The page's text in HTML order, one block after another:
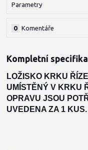
Parametry
Komentáře
0
Kompletní
LOŽISKO KRKU
UMÍSTĚNÝ V KRKU
OPRAVU JSOU
UVEDENA ZA 1 KUS.